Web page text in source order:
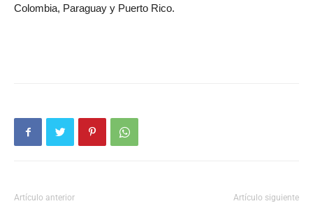
Colombia, Paraguay y Puerto Rico.
Artículo anterior Artículo siguiente